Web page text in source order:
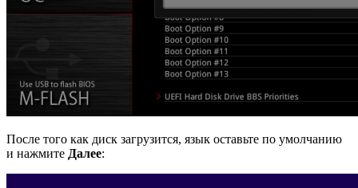
После того как диск загрузится, язык оставьте по умолчанию
и нажмите Далее: